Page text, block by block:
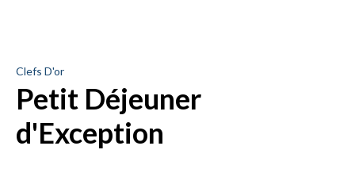
Clefs D'or
Petit Déjeuner
d'Exception